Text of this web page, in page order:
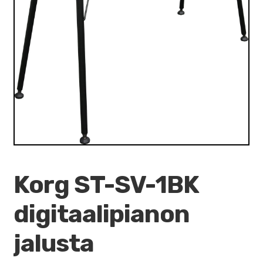
TARJOUKSET
Korg ST-SV-1BK
digitaalipianon
jalusta